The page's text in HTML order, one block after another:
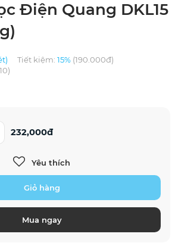
Điện Quang DKL15
Tiết kiệm:15% (190.000đ)
232,000đ
Yêu thích
Giỏ hàng
Mua ngay